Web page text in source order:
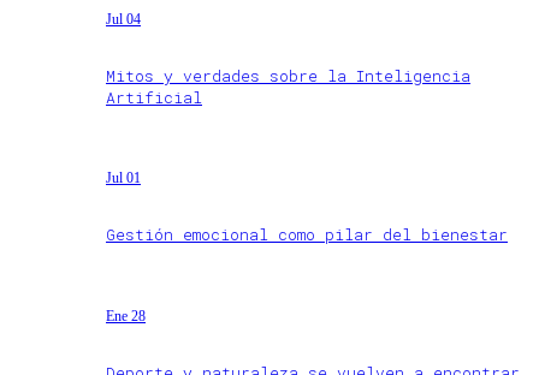
Jul 04
Mitos y verdades sobre la Inteligencia
Artificial
Jul 01
Gestión emocional como pilar del bienestar
Ene 28